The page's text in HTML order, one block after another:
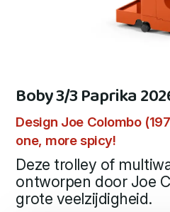
Boby 3/3 Paprika
Design Joe Colombo
one, more spicy!
Deze trolley of
ontworpen door Joe
grote veelzijdigheid.